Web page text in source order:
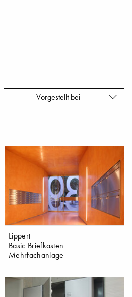
Vorgestellt bei
Lippert
Basic Briefkasten
Mehrfachanlage